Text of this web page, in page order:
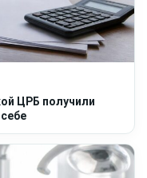
ЦРБ получили